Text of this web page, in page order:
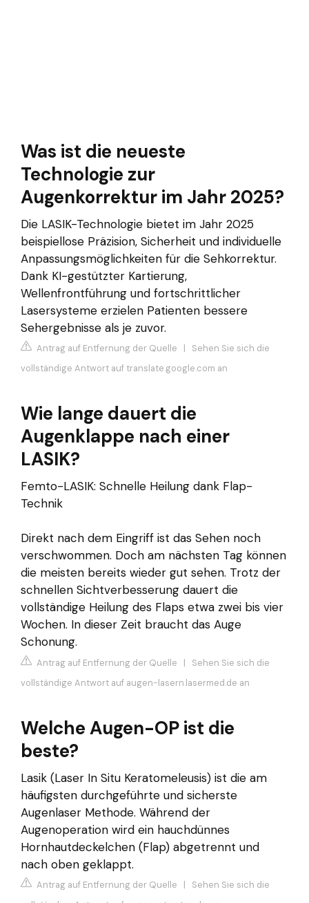
Was ist die neueste
Technologie zur
Augenkorrektur im Jahr 2025?
Die LASIK-Technologie bietet im Jahr 2025
beispiellose Präzision, Sicherheit und individuelle
Anpassungsmöglichkeiten für die Sehkorrektur.
Dank KI-gestützter Kartierung,
Wellenfrontführung und fortschrittlicher
Lasersysteme erzielen Patienten bessere
Sehergebnisse als je zuvor.
Antrag auf Entfernung der Quelle | Sehen Sie sich die
vollständige Antwort auf translate.google.com an
Wie lange dauert die
Augenklappe nach einer
LASIK?
Femto-LASIK: Schnelle Heilung dank Flap-
Technik
Direkt nach dem Eingriff ist das Sehen noch
verschwommen. Doch am nächsten Tag können
die meisten bereits wieder gut sehen. Trotz der
schnellen Sichtverbesserung dauert die
vollständige Heilung des Flaps etwa zwei bis vier
Wochen. In dieser Zeit braucht das Auge
Schonung.
Antrag auf Entfernung der Quelle | Sehen Sie sich die
vollständige Antwort auf augen-lasern.lasermed.de an
Welche Augen-OP ist die
beste?
Lasik (Laser In Situ Keratomeleusis) ist die am
häufigsten durchgeführte und sicherste
Augenlaser Methode. Während der
Augenoperation wird ein hauchdünnes
Hornhautdeckelchen (Flap) abgetrennt und
nach oben geklappt.
Antrag auf Entfernung der Quelle | Sehen Sie sich die